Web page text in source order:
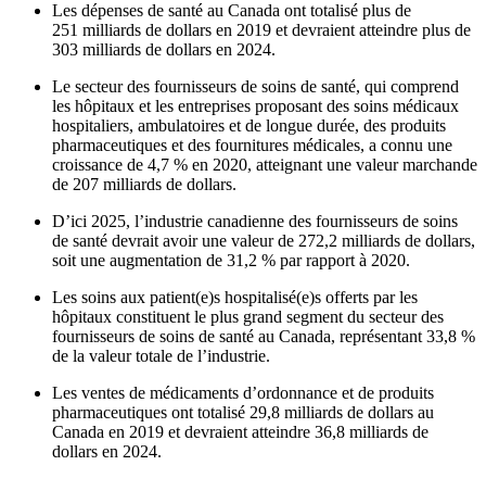
Les dépenses de santé au Canada ont totalisé plus de
251 milliards de dollars en 2019 et devraient atteindre plus de
303 milliards de dollars en 2024.
Le secteur des fournisseurs de soins de santé, qui comprend
les hôpitaux et les entreprises proposant des soins médicaux
hospitaliers, ambulatoires et de longue durée, des produits
pharmaceutiques et des fournitures médicales, a connu une
croissance de 4,7 % en 2020, atteignant une valeur marchande
de 207 milliards de dollars.
D’ici 2025, l’industrie canadienne des fournisseurs de soins
de santé devrait avoir une valeur de 272,2 milliards de dollars,
soit une augmentation de 31,2 % par rapport à 2020.
Les soins aux patient(e)s hospitalisé(e)s offerts par les
hôpitaux constituent le plus grand segment du secteur des
fournisseurs de soins de santé au Canada, représentant 33,8 %
de la valeur totale de l’industrie.
Les ventes de médicaments d’ordonnance et de produits
pharmaceutiques ont totalisé 29,8 milliards de dollars au
Canada en 2019 et devraient atteindre 36,8 milliards de
dollars en 2024.